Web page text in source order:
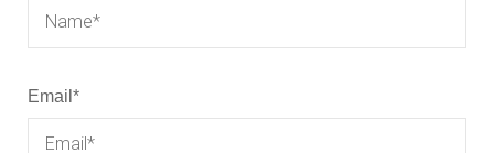
Email *